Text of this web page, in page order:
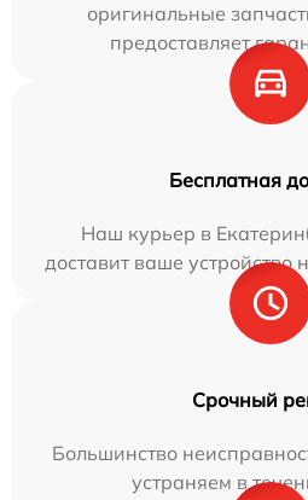
оригинальные
предоставляет
Бесплатная
Наш курьер в
доставит ваше устройство
Срочный
Большинство
устраняем в